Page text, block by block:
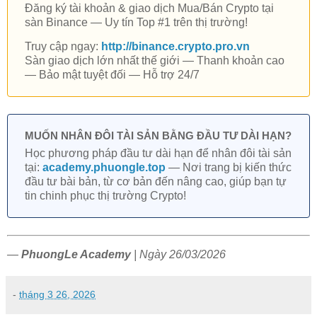
Đăng ký tài khoản & giao dịch Mua/Bán Crypto tại
sàn Binance — Uy tín Top #1 trên thị trường!
Truy cập ngay: http://binance.crypto.pro.vn
Sàn giao dịch lớn nhất thế giới — Thanh khoản cao
— Bảo mật tuyệt đối — Hỗ trợ 24/7
MUỐN NHÂN ĐÔI TÀI SẢN BẰNG ĐẦU TƯ DÀI HẠN?
Học phương pháp đầu tư dài hạn để nhân đôi tài sản
tại: academy.phuongle.top — Nơi trang bị kiến thức
đầu tư bài bản, từ cơ bản đến nâng cao, giúp bạn tự
tin chinh phục thị trường Crypto!
— PhuongLe Academy| Ngày 26/03/2026
- tháng 3 26, 2026